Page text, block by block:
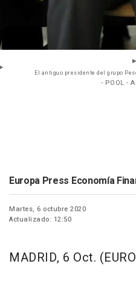
El antiguo presidente del grupo
- POOL -
Europa Press Economía
Martes, 6 octubre 2020
Actualizado: 12:50
MADRID, 6 Oct.